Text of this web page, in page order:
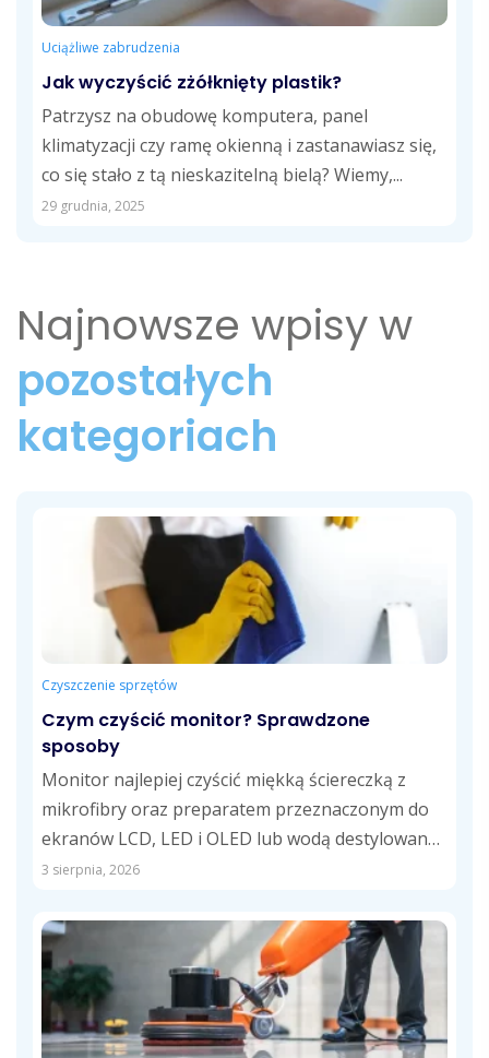
Uciążliwe zabrudzenia
Jak wyczyścić zżółknięty plastik?
Patrzysz na obudowę komputera, panel
klimatyzacji czy ramę okienną i zastanawiasz się,
co się stało z tą nieskazitelną bielą? Wiemy,...
29 grudnia, 2025
Najnowsze wpisy w
pozostałych
kategoriach
Czyszczenie sprzętów
Czym czyścić monitor? Sprawdzone
sposoby
Monitor najlepiej czyścić miękką ściereczką z
mikrofibry oraz preparatem przeznaczonym do
ekranów LCD, LED i OLED lub wodą destylowaną.
Takie...
3 sierpnia, 2026